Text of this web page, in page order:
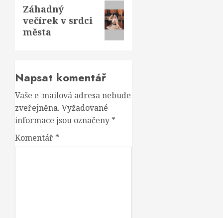
Next
post:
Záhadný
večírek v srdci
města
Napsat komentář
Vaše e-mailová adresa nebude
zveřejněna. Vyžadované
informace jsou označeny *
Komentář *